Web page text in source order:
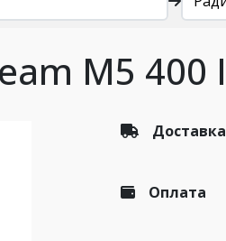
M5 400
Доставка
Оплата